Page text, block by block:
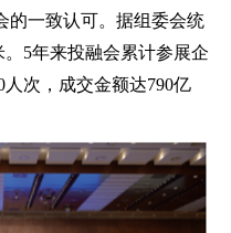
的一致认可。据组委会统
5年来投融会累计参展企
人次，成交金额达790亿